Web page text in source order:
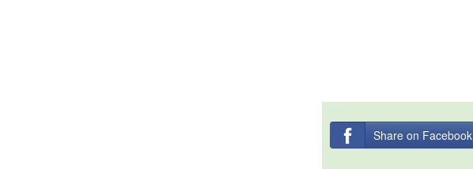
Share on Facebook